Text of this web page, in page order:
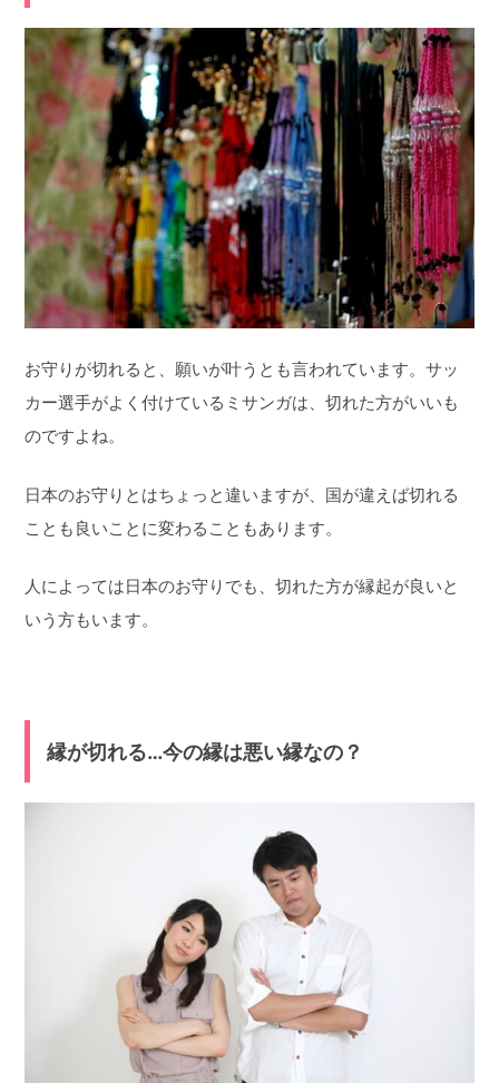
お守りが切れると、願いが叶うとも言われています。サッ
カー選手がよく付けているミサンガは、切れた方がいいも
のですよね。
日本のお守りとはちょっと違いますが、国が違えば切れる
ことも良いことに変わることもあります。
人によっては日本のお守りでも、切れた方が縁起が良いと
いう方もいます。
縁が切れる…今の縁は悪い縁なの？